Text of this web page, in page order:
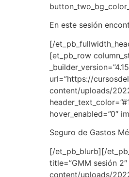
En este sesión
[/
[et_pb_row
url=”https://
content/uploads/
hover_enabled=”0″
Seguro de Gastos
[/et_pb_blurb][/
title=”GMM sesión
content/uploads/